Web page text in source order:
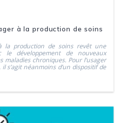
à la production de soins
la production de soins revêt une
le développement de nouveaux
maladies chroniques. Pour l’usager
s’agit néanmoins d’un dispositif de